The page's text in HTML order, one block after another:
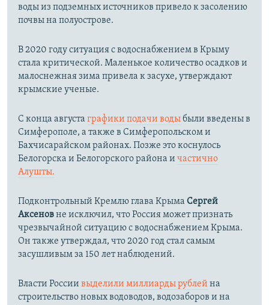
воды из подземных источников привело к засолению
почвы на полуострове.
В 2020 году ситуация с водоснабжением в Крыму
стала критической. Маленькое количество осадков и
малоснежная зима привела к засухе, утверждают
крымские ученые.
С конца августа графики подачи водыбыли введены в
Симферополе, а также в Симферопольском и
Бахчисарайском районах. Позже это коснулось
Белогорска и Белогорского района и частично
Алушты.
Подконтрольный Кремлю глава Крыма Сергей
Аксеновне исключил, что Россия может признать
чрезвычайной ситуацию с водоснабжением Крыма.
Он также утверждал, что 2020 год стал самым
засушливым за 150 лет наблюдений.​
Власти России выделили миллиарды рублей на
строительство новых водоводов, водозаборов и на